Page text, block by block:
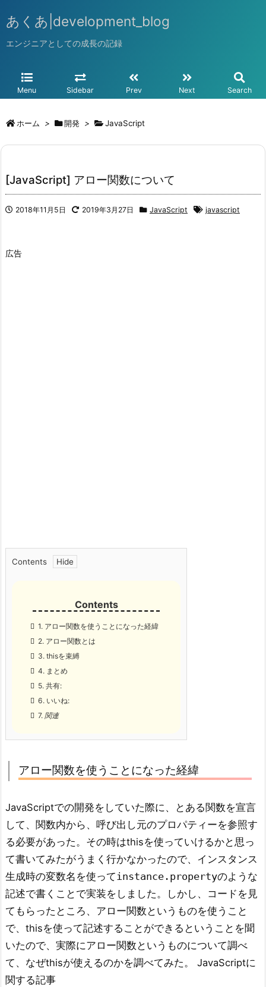
あくあ|development_blog
エンジニアとしての成長の記録
Menu Sidebar Prev Next Search
ホーム > 開発 > JavaScript
[JavaScript] アロー関数について
2018年11月5日 2019年3月27日 JavaScript javascript
広告
Contents
1. アロー関数を使うことになった経緯
2. アロー関数とは
3. thisを束縛
4. まとめ
5. 共有:
6. いいね:
7. 関連
アロー関数を使うことになった経緯
JavaScriptでの開発をしていた際に、とある関数を宣言
して、関数内から、呼び出し元のプロパティーを参照す
る必要があった。その時はthisを使っていけるかと思っ
て書いてみたがうまく行かなかったので、インスタンス
生成時の変数名を使ってinstance.propertyのような
記述で書くことで実装をしました。しかし、コードを見
てもらったところ、アロー関数というものを使うこと
で、thisを使って記述することができるということを聞
いたので、実際にアロー関数というものについて調べ
て、なぜthisが使えるのかを調べてみた。 JavaScriptに
関する記事